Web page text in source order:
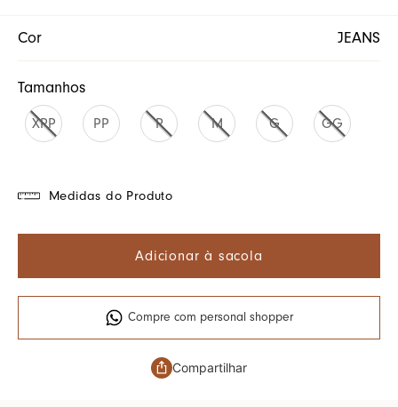
Cor JEANS
Tamanhos
XPP PP P M G GG
Medidas do Produto
Adicionar à sacola
Compre com personal shopper
Compartilhar